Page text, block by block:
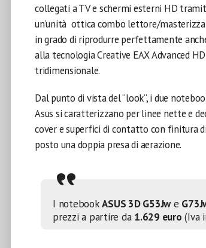
collegati a TV e schermi esterni HD
un’unità ottica combo lettore/
in grado di riprodurre perfettamente
alla tecnologia Creative EAX Advanced
tridimensionale.
Dal punto di vista del “look”, i due
Asus si caratterizzano per linee nette e
cover e superfici di contatto con finitura
posto una doppia presa di aerazione.
I notebookASUS 3D G53Jwe
prezzi a partire da 1.629 euro (Iva